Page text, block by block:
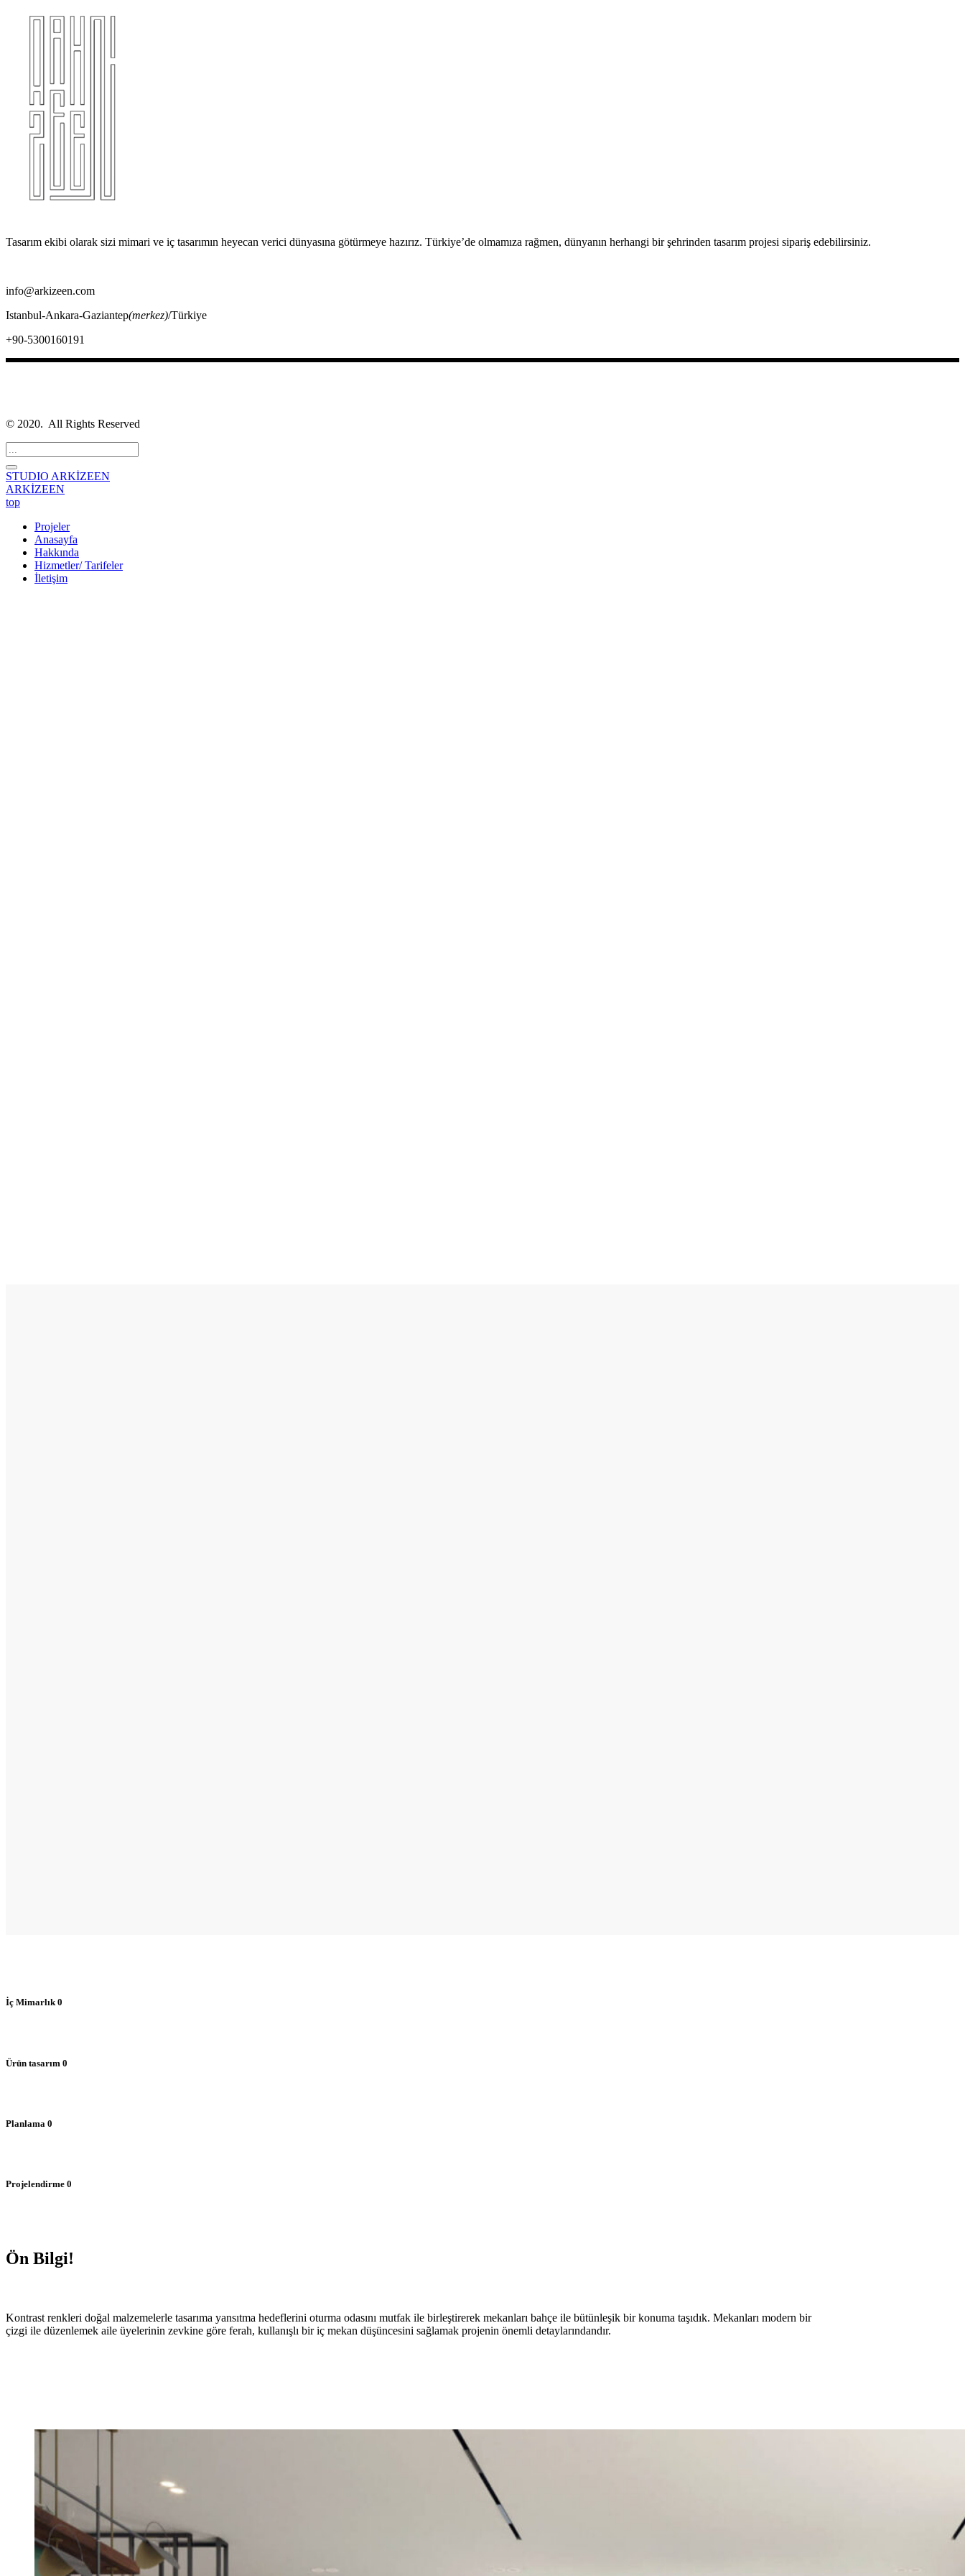
Tasarım ekibi olarak sizi mimari ve iç tasarımın heyecan verici dünyasına götürmeye hazırız. Türkiye’de olmamıza rağmen, dünyanın herhangi bir şehrinden tasarım projesi sipariş edebilirsiniz.
info@arkizeen.com
Istanbul-Ankara-Gaziantep(merkez)/Türkiye
+90-5300160191
© 2020. All Rights Reserved
STUDIO ARKİZEEN
ARKİZEEN
top
Projeler
Anasayfa
Hakkında
Hizmetler/ Tarifeler
İletişim
İç Mimarlık 0
Ürün tasarım 0
Planlama 0
Projelendirme 0
Ön Bilgi!
Kontrast renkleri doğal malzemelerle tasarıma yansıtma hedeflerini oturma odasını mutfak ile birleştirerek mekanları bahçe ile bütünleşik bir konuma taşıdık. Mekanları modern bir
çizgi ile düzenlemek aile üyelerinin zevkine göre ferah, kullanışlı bir iç mekan düşüncesini sağlamak projenin önemli detaylarındandır.